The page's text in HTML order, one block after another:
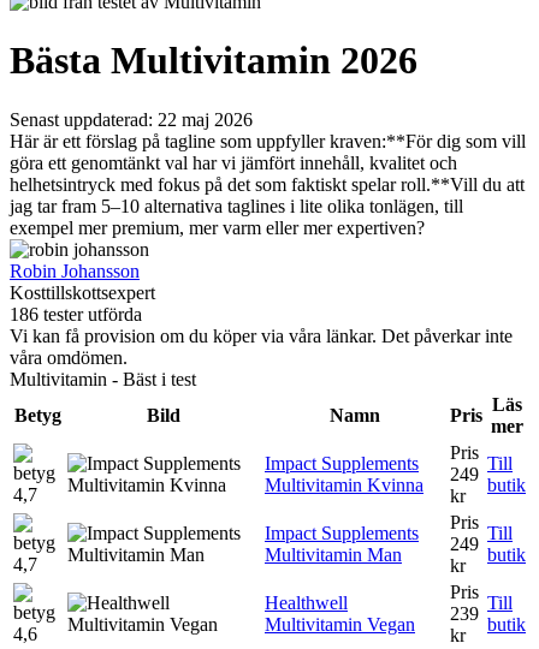
Bästa Multivitamin 2026
Senast uppdaterad: 22 maj 2026
Här är ett förslag på tagline som uppfyller kraven:**För dig som vill
göra ett genomtänkt val har vi jämfört innehåll, kvalitet och
helhetsintryck med fokus på det som faktiskt spelar roll.**Vill du att
jag tar fram 5–10 alternativa taglines i lite olika tonlägen, till
exempel mer premium, mer varm eller mer expertiven?
Robin Johansson
Kosttillskottsexpert
186 tester utförda
Vi kan få provision om du köper via våra länkar. Det påverkar inte
våra omdömen.
Multivitamin - Bäst i test
Betyg
Bild Namn Pris
Läs
mer
4,7
Impact Supplements
Multivitamin Kvinna
Pris
249
kr
Till
butik
4,7
Impact Supplements
Multivitamin Man
Pris
249
kr
Till
butik
4,6
Healthwell
Multivitamin Vegan
Pris
239
kr
Till
butik